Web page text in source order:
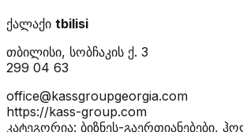
ქალაქი tbilisi
თბილისი, სობჩაკის ქ. 3
299 04 63
office@kassgroupgeorgia.com
https://kass-group.com
კატეგორია: ბიზნეს-გაერთიანებები,